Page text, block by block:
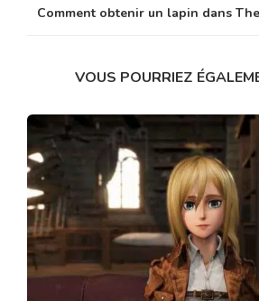
Comment obtenir un lapin dans
VOUS POURRIEZ